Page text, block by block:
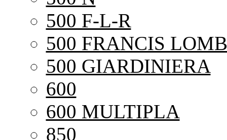
500 F-L-R
500 FRANCIS
500 GIARDINIERA
600
600 MULTIPLA
850